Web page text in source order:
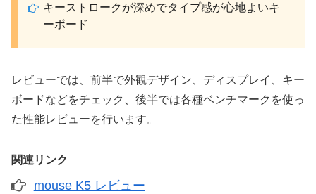
キーストロークが深めでタイプ感が心地よいキ
ーボード
レビューでは、前半で外観デザイン、ディスプレイ、キー
ボードなどをチェック、後半では各種ベンチマークを使っ
た性能レビューを行います。
関連リンク
mouse K5 レビュー